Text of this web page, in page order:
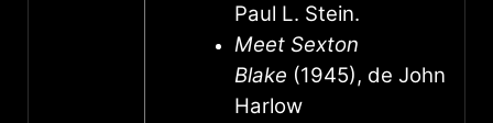
Paul L. Stein.
Meet Sexton
Blake (1945), de John
Harlow